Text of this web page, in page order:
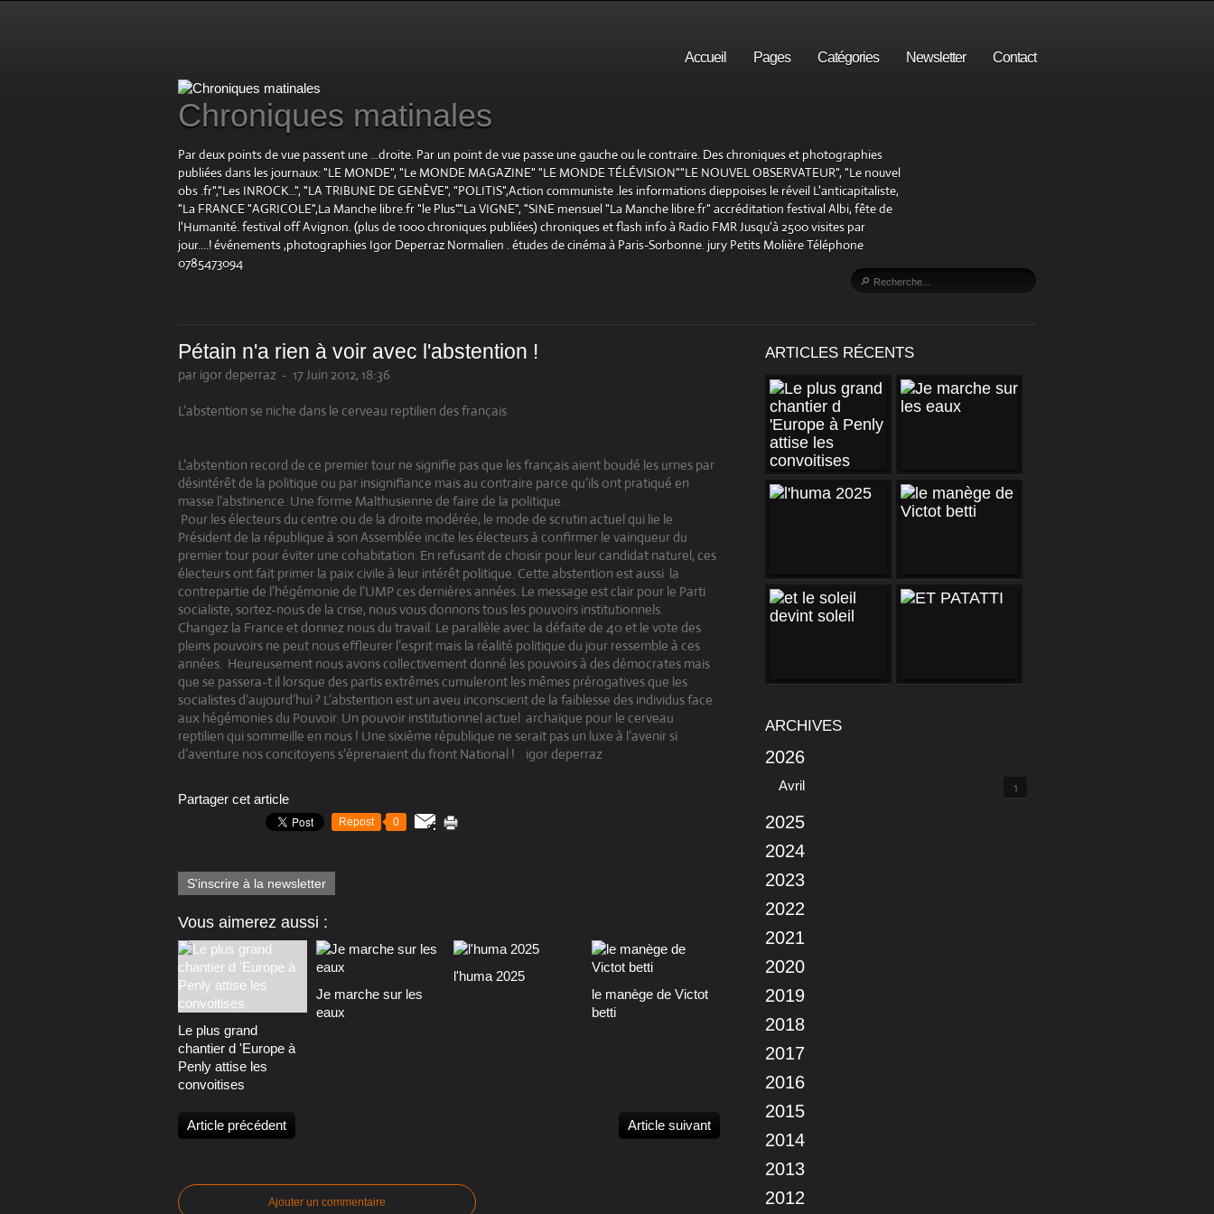
Accueil Pages Catégories Newsletter Contact
Chroniques matinales
Par deux points de vue passent une ...droite. Par un point de vue passe une gauche ou le contraire. Des chroniques et photographies
publiées dans les journaux: "LE MONDE", "Le MONDE MAGAZINE" "LE MONDE TÉLÉVISION""LE NOUVEL OBSERVATEUR", "Le nouvel
obs .fr","Les INROCK...", "LA TRIBUNE DE GENÈVE", "POLITIS",Action communiste .les informations dieppoises le réveil L'anticapitaliste,
"La FRANCE "AGRICOLE",La Manche libre.fr "le Plus"."La VIGNE", "SINE mensuel "La Manche libre.fr" accréditation festival Albi, fête de
l'Humanité. festival off Avignon. (plus de 1000 chroniques publiées) chroniques et flash info à Radio FMR Jusqu'à 2500 visites par
jour....! événements ,photographies Igor Deperraz Normalien . études de cinéma à Paris-Sorbonne. jury Petits Molière Téléphone
0785473094
Pétain n'a rien à voir avec l'abstention !
par igor deperraz - 17 Juin 2012, 18:36
L’abstention se niche dans le cerveau reptilien des français
L’abstention record de ce premier tour ne signifie pas que les français aient boudé les urnes par
désintérêt de la politique ou par insignifiance mais au contraire parce qu’ils ont pratiqué en
masse l’abstinence. Une forme Malthusienne de faire de la politique.
Pour les électeurs du centre ou de la droite modérée, le mode de scrutin actuel qui lie le
Président de la république à son Assemblée incite les électeurs à confirmer le vainqueur du
premier tour pour éviter une cohabitation. En refusant de choisir pour leur candidat naturel, ces
électeurs ont fait primer la paix civile à leur intérêt politique. Cette abstention est aussi la
contrepartie de l’hégémonie de l’UMP ces dernières années. Le message est clair pour le Parti
socialiste, sortez-nous de la crise, nous vous donnons tous les pouvoirs institutionnels.
Changez la France et donnez nous du travail. Le parallèle avec la défaite de 40 et le vote des
pleins pouvoirs ne peut nous effleurer l’esprit mais la réalité politique du jour ressemble à ces
années. Heureusement nous avons collectivement donné les pouvoirs à des démocrates mais
que se passera-t il lorsque des partis extrêmes cumuleront les mêmes prérogatives que les
socialistes d’aujourd’hui ? L’abstention est un aveu inconscient de la faiblesse des individus face
aux hégémonies du Pouvoir. Un pouvoir institutionnel actuel archaïque pour le cerveau
reptilien qui sommeille en nous ! Une sixième république ne serait pas un luxe à l’avenir si
d’aventure nos concitoyens s’éprenaient du front National ! igor deperraz
Partager cet article
Repost 0
S'inscrire à la newsletter
Vous aimerez aussi :
Le plus grand
chantier d 'Europe à
Penly attise les
convoitises
Je marche sur les
eaux
l'huma 2025
le manège de Victot
betti
Article précédent Article suivant
Ajouter un commentaire
ARTICLES RÉCENTS
ARCHIVES
2026
Avril 1
2025
2024
2023
2022
2021
2020
2019
2018
2017
2016
2015
2014
2013
2012